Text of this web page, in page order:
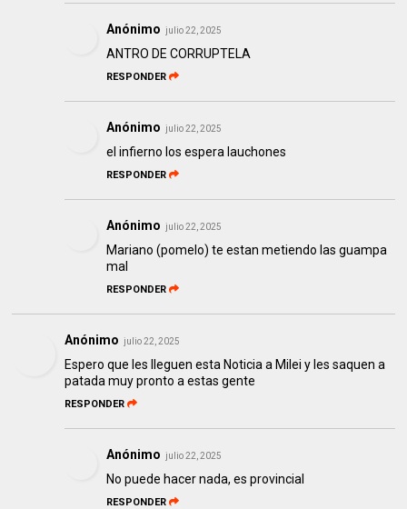
Anónimo julio 22, 2025
ANTRO DE CORRUPTELA
RESPONDER
Anónimo julio 22, 2025
el infierno los espera lauchones
RESPONDER
Anónimo julio 22, 2025
Mariano (pomelo) te estan metiendo las guampa
mal
RESPONDER
Anónimo julio 22, 2025
Espero que les lleguen esta Noticia a Milei y les saquen a
patada muy pronto a estas gente
RESPONDER
Anónimo julio 22, 2025
No puede hacer nada, es provincial
RESPONDER